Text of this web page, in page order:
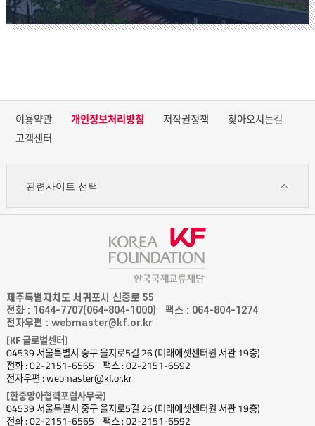
이용약관 개인정보처리방침 저작권정책
찾아오시는길
고객센터
관련사이트 선택
제주특별자치도 서귀포시 신중로 55
전화 : 1644-7707(064-804-1000)
팩스 : 064-804-1274
전자우편 : webmaster@kf.or.kr
[KF 글로벌센터]
04539 서울특별시 중구 을지로5길 26 (미래에셋센터원 서관 19층)
전화 : 02-2151-6565
팩스 : 02-2151-6592
전자우편 : webmaster@kf.or.kr
[한중앙아협력포럼사무국]
04539 서울특별시 중구 을지로5길 26 (미래에셋센터원 서관 19층)
전화 : 02-2151-6565
팩스 : 02-2151-6592